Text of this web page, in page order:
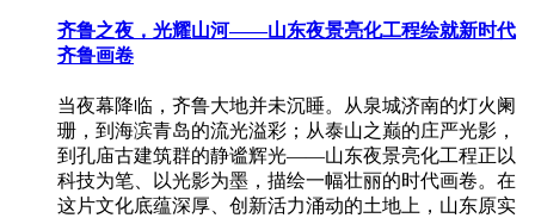
齐鲁之夜，光耀山河——山东夜景亮化工程绘就新时代
齐鲁画卷
当夜幕降临，齐鲁大地并未沉睡。从泉城济南的灯火阑
珊，到海滨青岛的流光溢彩；从泰山之巅的庄严光影，
到孔庙古建筑群的静谧辉光——山东夜景亮化工程正以
科技为笔、以光影为墨，描绘一幅壮丽的时代画卷。在
这片文化底蕴深厚、创新活力涌动的土地上，山东原实